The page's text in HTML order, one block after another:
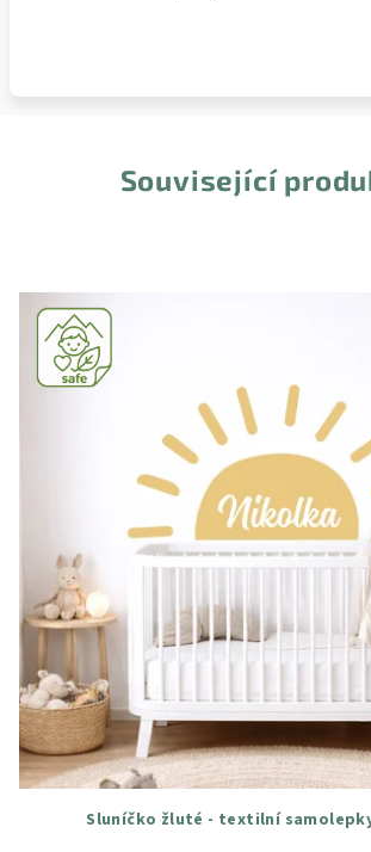
Související
Sluníčko žluté - textilní